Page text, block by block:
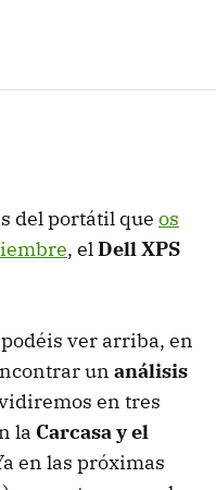
del portátil que os
, elDell XPS
ver arriba, en
un análisis
en tres
la Carcasa y el
en las próximas